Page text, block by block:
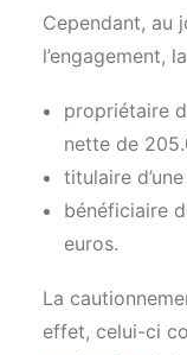
Cependant, au
l’engagement,
propriétaire
nette de
titulaire d’une
bénéficiaire
euros.
La
effet, celui-ci